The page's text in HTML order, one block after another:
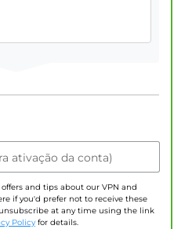
ativação da conta)
and tips about our VPN and
if you'd prefer not to receive these
at any time using the link
Policy for details.